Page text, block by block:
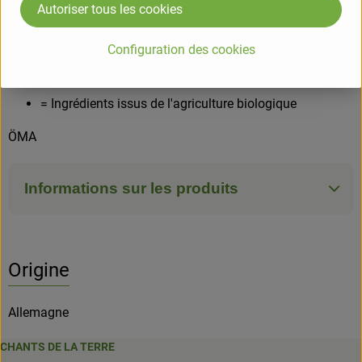
COMPOSITION
LAIT DE VACHE *, sel de table, cultures d'acide lactique,
présure microbienne
= Ingrédients issus de l'agriculture biologique
ÖMA
Informations sur les produits
Origine
Allemagne
CHANTS DE LA TERRE
Configuration des cookies
Autoriser tous les cookies